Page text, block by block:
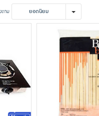
รี่
ตาม ยอดนิยม